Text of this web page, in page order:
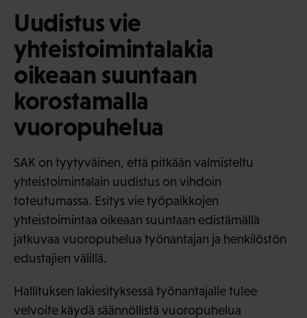
Uudistus vie
yhteistoimintalakia
oikeaan suuntaan
korostamalla
vuoropuhelua
SAK on tyytyväinen, että pitkään valmisteltu
yhteistoimintalain uudistus on vihdoin
toteutumassa. Esitys vie työpaikkojen
yhteistoimintaa oikeaan suuntaan edistämällä
jatkuvaa vuoropuhelua työnantajan ja henkilöstön
edustajien välillä.
Hallituksen lakiesityksessä työnantajalle tulee
velvoite käydä säännöllistä vuoropuhelua